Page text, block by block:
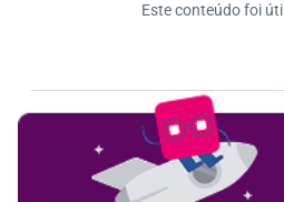
Este conteúdo foi útil